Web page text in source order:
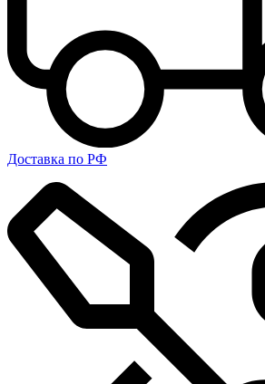
Доставка по РФ